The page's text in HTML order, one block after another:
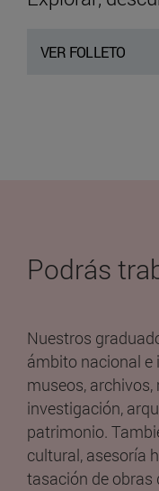
VER FOLLETO
Podrás
Nuestros
ámbito nacional e
museos,
investigación,
patrimonio.
cultural, asesoría
tasación de obras